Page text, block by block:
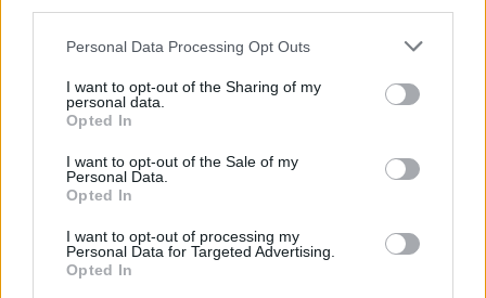
Please note that this website/app uses one or more Google
not limited to your visit or usage behaviour. You may click to
grant or deny consent to Google and its third-party tags to
use your data for below specified purposes in below Google
consent section.
Personal Data Processing Opt Outs
I want to opt-out of the Sharing of my
personal data.
Opted In
I want to opt-out of the Sale of my
Personal Data.
Opted In
I want to opt-out of processing my
Personal Data for Targeted Advertising.
Opted In
A pizzát a csarnok első emeletén elhelyezett asztalok